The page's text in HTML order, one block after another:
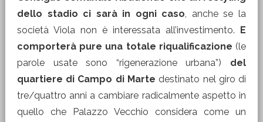
dello stadio ci sarà in ogni caso, anche se la
società Viola non è interessata all’investimento. E
comporterà pure una totale riqualificazione (le
parole usate sono “rigenerazione urbana”) del
quartiere di Campo di Marte destinato nel giro di
tre/quattro anni a cambiare radicalmente aspetto in
quello che Palazzo Vecchio considera come un